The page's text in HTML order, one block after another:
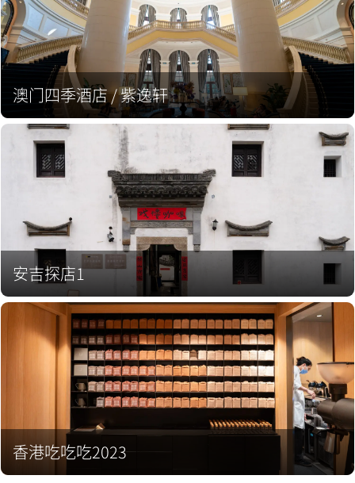
澳门四季酒店 / 紫逸轩
安吉探店1
香港吃吃吃2023